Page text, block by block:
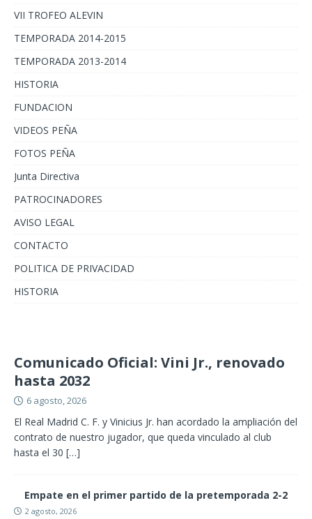
VII TROFEO ALEVIN
TEMPORADA 2014-2015
TEMPORADA 2013-2014
HISTORIA
FUNDACION
VIDEOS PEÑA
FOTOS PEÑA
Junta Directiva
PATROCINADORES
AVISO LEGAL
CONTACTO
POLITICA DE PRIVACIDAD
HISTORIA
Comunicado Oficial: Vini Jr., renovado
hasta 2032
6 agosto, 2026
El Real Madrid C. F. y Vinicius Jr. han acordado la ampliación del
contrato de nuestro jugador, que queda vinculado al club
hasta el 30 […]
Empate en el primer partido de la pretemporada 2-2
2 agosto, 2026